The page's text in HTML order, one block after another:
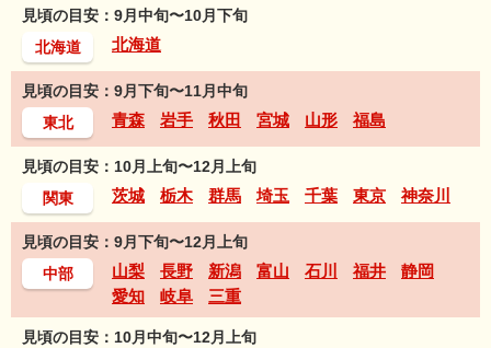
見頃の目安：9月中旬〜10月下旬
北海道
北海道
見頃の目安：9月下旬〜11月中旬
東北
青森 岩手 秋田 宮城 山形 福島
見頃の目安：10月上旬〜12月上旬
関東
茨城 栃木 群馬 埼玉 千葉 東京 神奈川
見頃の目安：9月下旬〜12月上旬
中部
山梨 長野 新潟 富山 石川 福井
静岡
愛知
岐阜 三重
見頃の目安：10月中旬〜12月上旬